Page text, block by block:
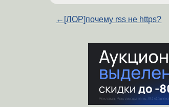
← [ЛОР]почему rss не https?